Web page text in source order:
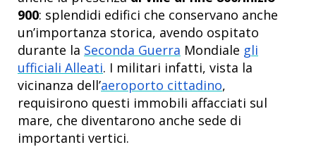
900: splendidi edifici che conservano anche
un’importanza storica, avendo ospitato
durante la Seconda Guerra Mondiale gli
ufficiali Alleati. I militari infatti, vista la
vicinanza dell’aeroporto cittadino,
requisirono questi immobili affacciati sul
mare, che diventarono anche sede di
importanti vertici.